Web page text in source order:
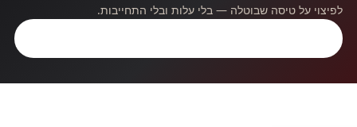
לפיצוי על טיסה שבוטלה — בלי עלות ובלי התחייבות.